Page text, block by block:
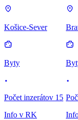
Košice-Sever
Byty
Počet inzerátov 15
Info v RK